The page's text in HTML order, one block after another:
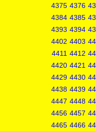
4375 4376
4384 4385
4393 4394
4402 4403
4411 4412
4420 4421
4429 4430
4438 4439
4447 4448
4456 4457
4465 4466